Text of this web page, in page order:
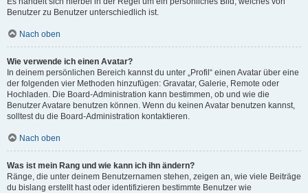
Benutzer zu Benutzer unterschiedlich ist.
Nach oben
Wie verwende ich einen Avatar?
In deinem persönlichen Bereich kannst du unter „Profil“ einen Avatar über eine
der folgenden vier Methoden hinzufügen: Gravatar, Galerie, Remote oder
Hochladen. Die Board-Administration kann bestimmen, ob und wie die
Benutzer Avatare benutzen können. Wenn du keinen Avatar benutzen kannst,
solltest du die Board-Administration kontaktieren.
Nach oben
Was ist mein Rang und wie kann ich ihn ändern?
Ränge, die unter deinem Benutzernamen stehen, zeigen an, wie viele Beiträge
du bislang erstellt hast oder identifizieren bestimmte Benutzer wie